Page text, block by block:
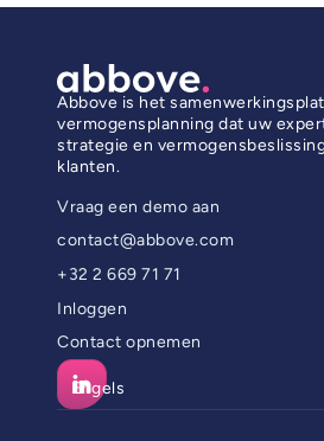
Engels
Abbove is het
vermogensplanning dat uw
strategie en
klanten.
Vraag een demo aan
contact@abbove.com
+32 2 669 71 71
Inloggen
Contact opnemen